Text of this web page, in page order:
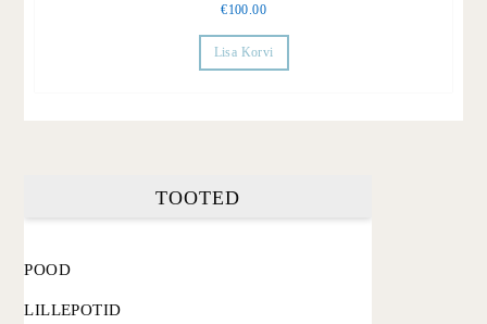
€100.00
Lisa Korvi
TOOTED
POOD
LILLEPOTID